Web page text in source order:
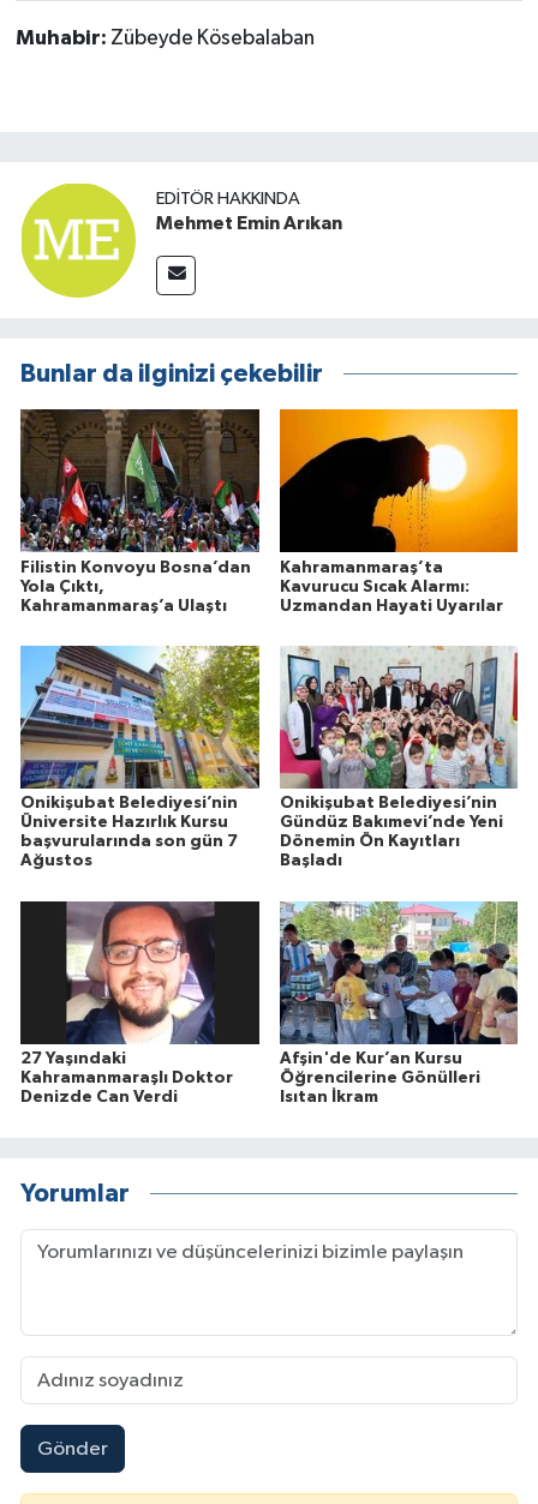
Muhabir: Zübeyde Kösebalaban
EDITÖR HAKKINDA
Mehmet Emin Arıkan
Bunlar da ilginizi çekebilir
Filistin Konvoyu Bosna’dan
Yola Çıktı,
Kahramanmaraş’a Ulaştı
Kahramanmaraş’ta
Kavurucu Sıcak Alarmı:
Uzmandan Hayati Uyarılar
Onikişubat Belediyesi’nin
Üniversite Hazırlık Kursu
başvurularında son gün 7
Ağustos
Onikişubat Belediyesi’nin
Gündüz Bakımevi’nde Yeni
Dönemin Ön Kayıtları
Başladı
27 Yaşındaki
Kahramanmaraşlı Doktor
Denizde Can Verdi
Afşin'de Kur’an Kursu
Öğrencilerine Gönülleri
Isıtan İkram
Yorumlar
Gönder